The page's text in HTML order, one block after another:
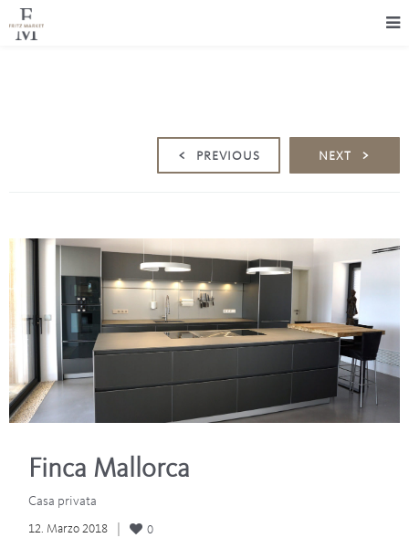
NEXT
PREVIOUS
Finca Mallorca
Casa privata
12. Marzo 2018 0